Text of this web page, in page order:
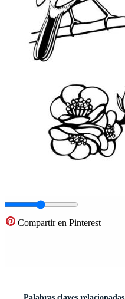
Compartir en Pinterest